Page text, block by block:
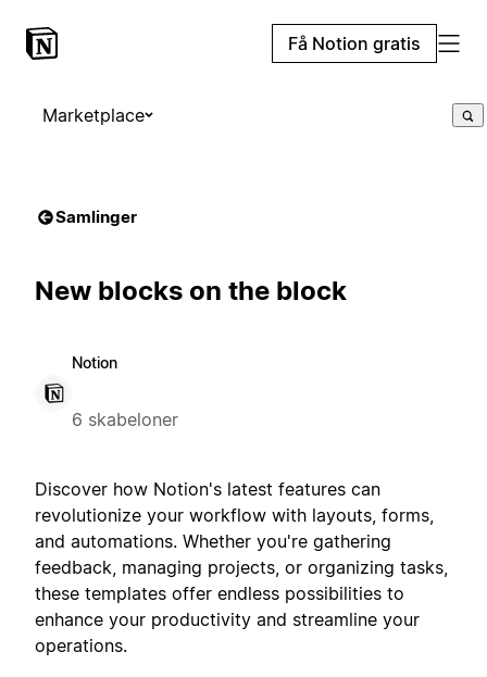
Få Notion gratis
Marketplace
Samlinger
New blocks on the block
Notion
6 skabeloner
Discover how Notion's latest features can
revolutionize your workflow with layouts, forms,
and automations. Whether you're gathering
feedback, managing projects, or organizing tasks,
these templates offer endless possibilities to
enhance your productivity and streamline your
operations.